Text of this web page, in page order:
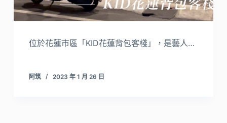
位於花蓮市區「KID花蓮背包客棧」，是藝人…
阿筑 2023 年 1 月 26 日